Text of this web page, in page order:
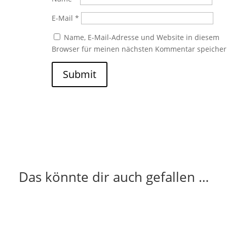
E-Mail *
Name, E-Mail-Adresse und Website in diesem
Browser für meinen nächsten Kommentar
Submit
Das könnte dir auch gefallen …